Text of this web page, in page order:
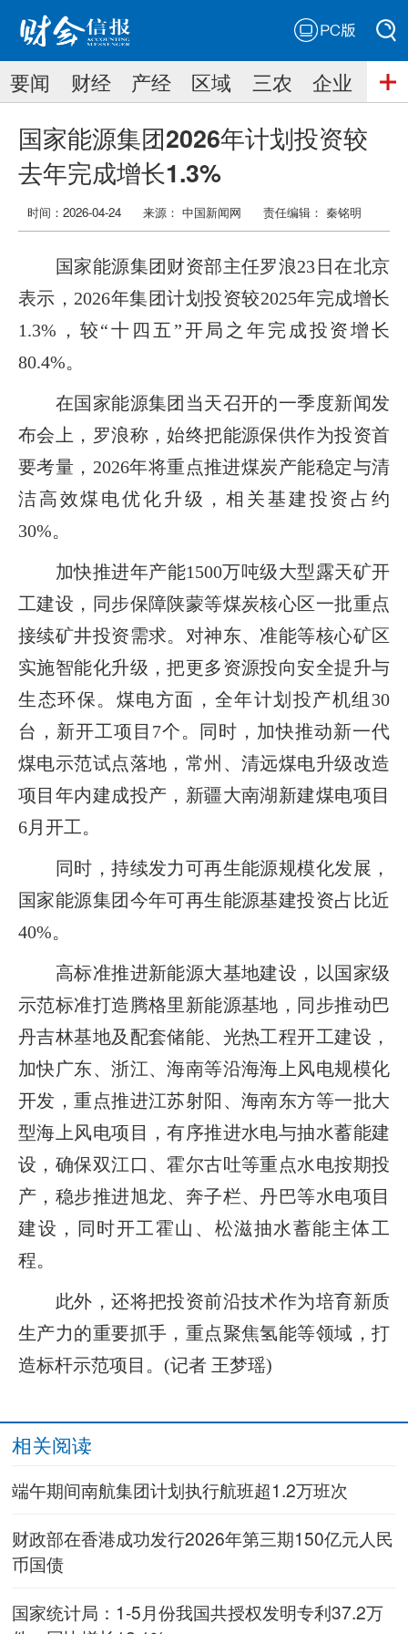
搜索
搜索
要闻 财经 产经 区域 三农 企业
国家能源集团2026年计划投资较
去年完成增长1.3%
时间：2026-04-24 来源： 中国新闻网 责任编辑： 秦铭明
国家能源集团财资部主任罗浪23日在北京
表示，2026年集团计划投资较2025年完成增长
1.3%，较“十四五”开局之年完成投资增长
80.4%。
在国家能源集团当天召开的一季度新闻发
布会上，罗浪称，始终把能源保供作为投资首
要考量，2026年将重点推进煤炭产能稳定与清
洁高效煤电优化升级，相关基建投资占约
30%。
加快推进年产能1500万吨级大型露天矿开
工建设，同步保障陕蒙等煤炭核心区一批重点
接续矿井投资需求。对神东、准能等核心矿区
实施智能化升级，把更多资源投向安全提升与
生态环保。煤电方面，全年计划投产机组30
台，新开工项目7个。同时，加快推动新一代
煤电示范试点落地，常州、清远煤电升级改造
项目年内建成投产，新疆大南湖新建煤电项目
6月开工。
同时，持续发力可再生能源规模化发展，
国家能源集团今年可再生能源基建投资占比近
40%。
高标准推进新能源大基地建设，以国家级
示范标准打造腾格里新能源基地，同步推动巴
丹吉林基地及配套储能、光热工程开工建设，
加快广东、浙江、海南等沿海海上风电规模化
开发，重点推进江苏射阳、海南东方等一批大
型海上风电项目，有序推进水电与抽水蓄能建
设，确保双江口、霍尔古吐等重点水电按期投
产，稳步推进旭龙、奔子栏、丹巴等水电项目
建设，同时开工霍山、松滋抽水蓄能主体工
程。
此外，还将把投资前沿技术作为培育新质
生产力的重要抓手，重点聚焦氢能等领域，打
造标杆示范项目。(记者 王梦瑶)
相关阅读
端午期间南航集团计划执行航班超1.2万班次
财政部在香港成功发行2026年第三期150亿元人民
币国债
国家统计局：1-5月份我国共授权发明专利37.2万